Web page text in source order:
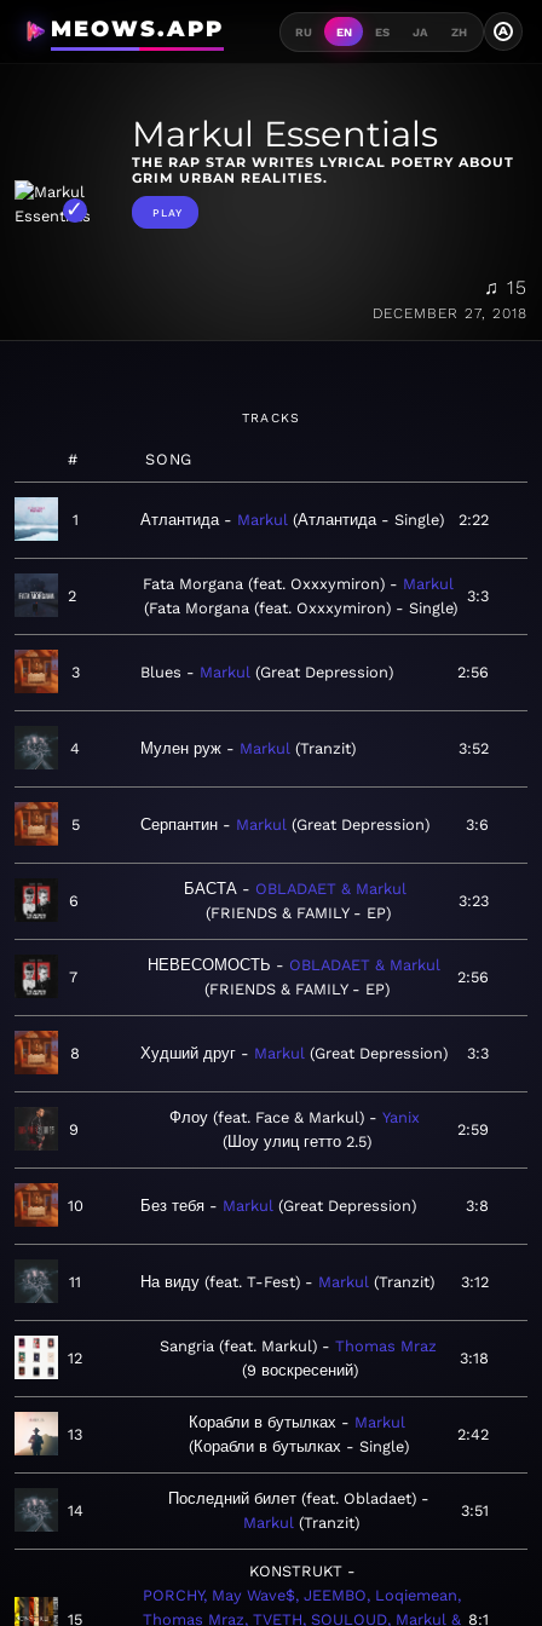
MEOWS.APP RU EN ES JA ZH A
Markul Essentials
THE RAP STAR WRITES LYRICAL POETRY ABOUT
GRIM URBAN REALITIES.
PLAY
♫ 15
DECEMBER 27, 2018
TRACKS
# SONG
1 Атлантида Markul Атлантида - Single 2:22
2
Fata Morgana (feat. Oxxxymiron)
Markul
Fata Morgana (feat. Oxxxymiron) - Single
3:3
3 Blues Markul Great Depression 2:56
4 Мулен руж Markul Tranzit 3:52
5 Серпантин Markul Great Depression 3:6
6
БАСТА
OBLADAET & Markul
FRIENDS & FAMILY - EP
3:23
7
НЕВЕСОМОСТЬ
OBLADAET & Markul
FRIENDS & FAMILY - EP
2:56
8 Худший друг Markul Great Depression 3:3
9
Флоу (feat. Face & Markul)
Yanix
Шоу улиц гетто 2.5
2:59
10 Без тебя Markul Great Depression 3:8
11 На виду (feat. T-Fest) Markul Tranzit 3:12
12
Sangria (feat. Markul)
Thomas Mraz
9 воскресений
3:18
13
Корабли в бутылках
Markul
Корабли в бутылках - Single
2:42
14
Последний билет (feat. Obladaet)
Markul Tranzit
3:51
15
KONSTRUKT
PORCHY, May Wave$, JEEMBO, Loqiemean,
Thomas Mraz, TVETH, SOULOUD, Markul & 8:1